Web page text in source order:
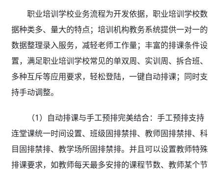
职业培训学校业务流程为开发依据，职业培训学校数
据种类多、量大的特点；培训机构教务系统提供一对一的
数据整理录入服务，减轻老师工作量；丰富的排课条件设
置，满足职业培训学校常见的单双周、实训周、拆合班、
多种互斥等应用要求，轻松登陆，一键自动排课；同时支
持手动调整。
（1）自动排课与手工预排完美结合：手工预排支持
连堂课统一时间设置、班级固排禁排、教师固排禁排、科
目固排禁排、教学场所固排禁排。并且可以设置教师特殊
排课要求，如教师每天最多安排的课程节数、教师某个节